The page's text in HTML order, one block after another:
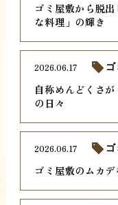
ゴミ屋敷から脱
な料理」の輝き
自称めんどくさ
の日々
2026.06.17 ゴ
ゴミ屋敷のムカ
2026.06.17 ゴ